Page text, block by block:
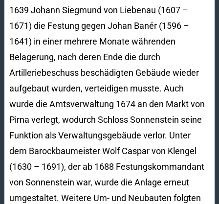
1639 Johann Siegmund von Liebenau (1607 –
1671) die Festung gegen Johan Banér (1596 –
1641) in einer mehrere Monate währenden
Belagerung, nach deren Ende die durch
Artilleriebeschuss beschädigten Gebäude wieder
aufgebaut wurden, verteidigen musste. Auch
wurde die Amtsverwaltung 1674 an den Markt von
Pirna verlegt, wodurch Schloss Sonnenstein seine
Funktion als Verwaltungsgebäude verlor. Unter
dem Barockbaumeister Wolf Caspar von Klengel
(1630 – 1691), der ab 1688 Festungskommandant
von Sonnenstein war, wurde die Anlage erneut
umgestaltet. Weitere Um- und Neubauten folgten